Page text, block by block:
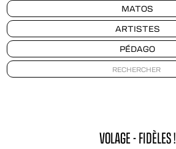
MATOS
ARTISTES
PÉDAGO
VOLAGE - FIDÈLES !